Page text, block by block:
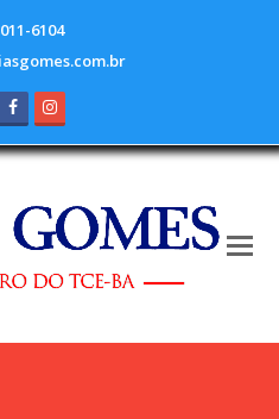
6104
Facebook